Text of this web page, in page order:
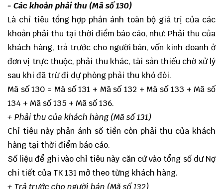
- Các khoản phải thu (Mã số 130)
Là chỉ tiêu tổng hợp phản ánh toàn bộ giá trị của các
khoản phải thu tại thời điểm báo cáo, như: Phải thu của
khách hàng, trả trước cho người bán, vốn kinh doanh ở
đơn vị trực thuộc, phải thu khác, tài sản thiếu chờ xử lý
sau khi đã trừ đi dự phòng phải thu khó đòi.
Mã số 130 = Mã số 131 + Mã số 132 + Mã số 133 + Mã số
134 + Mã số 135 + Mã số 136.
+ Phải thu của khách hàng (Mã số 131)
Chỉ tiêu này phản ánh số tiền còn phải thu của khách
hàng tại thời điểm báo cáo.
Số liệu để ghi vào chỉ tiêu này căn cứ vào tổng số dư Nợ
chi tiết của TK 131 mở theo từng khách hàng.
+ Trả trước cho người bán (Mã số 132)